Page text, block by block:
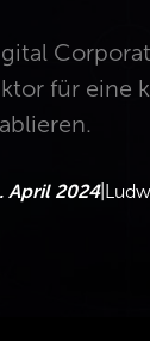
für eine
April 2024|